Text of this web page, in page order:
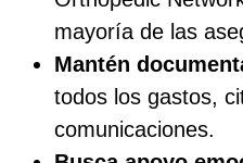
mayoría de las
Mantén
todos los gastos,
comunicaciones.